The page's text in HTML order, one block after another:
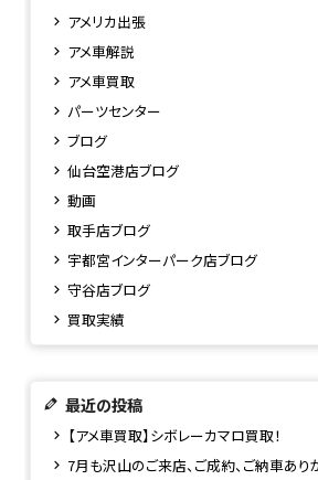
アメリカ出張
アメ車解説
アメ車買取
パーツセンター
ブログ
仙台空港店ブログ
動画
取手店ブログ
宇都宮インターパーク店ブログ
守谷店ブログ
買取実績
最近の投稿
【アメ車買取】シボレーカマロ買取！
7月も沢山のご来店、ご成約、ご納車あり